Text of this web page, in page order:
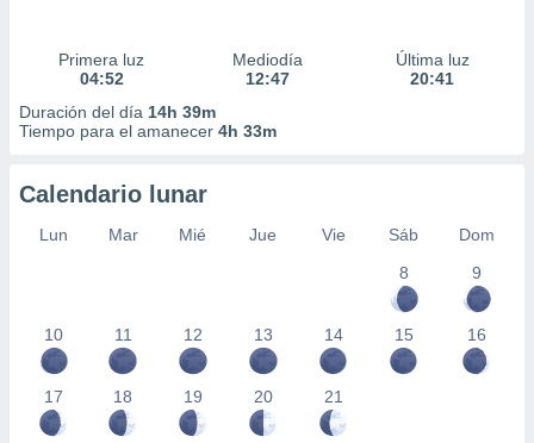
Primera luz
04:52
Mediodía
12:47
Última luz
20:41
Duración del día 14h 39m
Tiempo para el amanecer 4h 33m
Calendario lunar
Lun Mar Mié Jue Vie Sáb
Dom
8
9
10 11 12 13 14 15 16
17 18 19 20 21